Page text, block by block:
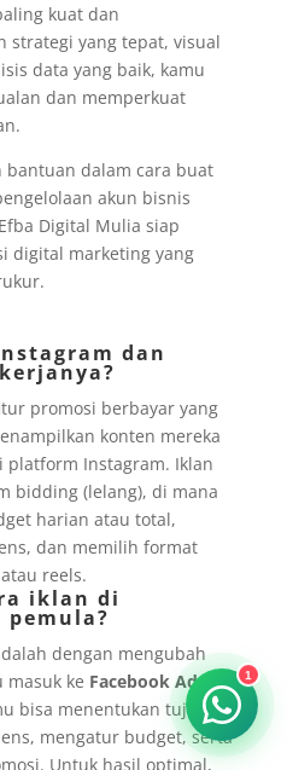
kuat dan
strategi yang tepat, visual
data yang baik, kamu
dan memperkuat
bantuan dalam cara buat
akun bisnis
Digital Mulia siap
digital marketing yang
dan
promosi berbayar yang
konten mereka
platform Instagram. Iklan
bidding (lelang), di mana
harian atau total,
dan memilih format
reels.
iklan di
dengan mengubah
masuk ke Facebook Ads
bisa menentukan tujuan
mengatur budget, serta
Untuk hasil optimal,
1